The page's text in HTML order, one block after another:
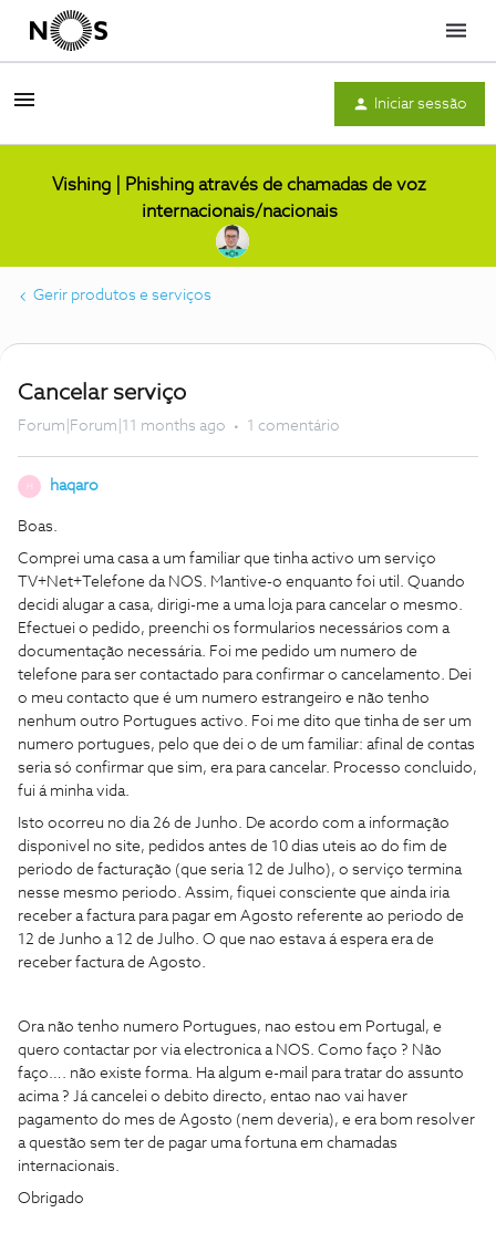
Menu
Iniciar sessão
Vishing | Phishing através de chamadas de voz
internacionais/nacionais
Gerir produtos e serviços
Cancelar serviço
Forum|Forum|11 months ago 1 comentário
haqaro
Boas.
Comprei uma casa a um familiar que tinha activo um serviço
TV+Net+Telefone da NOS. Mantive-o enquanto foi util. Quando
decidi alugar a casa, dirigi-me a uma loja para cancelar o mesmo.
Efectuei o pedido, preenchi os formularios necessários com a
documentação necessária. Foi me pedido um numero de
telefone para ser contactado para confirmar o cancelamento. Dei
o meu contacto que é um numero estrangeiro e não tenho
nenhum outro Portugues activo. Foi me dito que tinha de ser um
numero portugues, pelo que dei o de um familiar: afinal de contas
seria só confirmar que sim, era para cancelar. Processo concluido,
fui á minha vida.
Isto ocorreu no dia 26 de Junho. De acordo com a informação
disponivel no site, pedidos antes de 10 dias uteis ao do fim de
periodo de facturação (que seria 12 de Julho), o serviço termina
nesse mesmo periodo. Assim, fiquei consciente que ainda iria
receber a factura para pagar em Agosto referente ao periodo de
12 de Junho a 12 de Julho. O que nao estava á espera era de
receber factura de Agosto.
Ora não tenho numero Portugues, nao estou em Portugal, e
quero contactar por via electronica a NOS. Como faço ? Não
faço…. não existe forma. Ha algum e-mail para tratar do assunto
acima ? Já cancelei o debito directo, entao nao vai haver
pagamento do mes de Agosto (nem deveria), e era bom resolver
a questão sem ter de pagar uma fortuna em chamadas
internacionais.
Obrigado